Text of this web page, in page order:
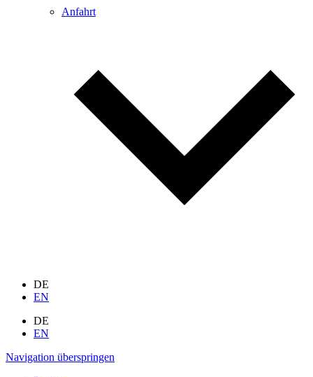
Anfahrt
DE
EN
DE
EN
Navigation überspringen